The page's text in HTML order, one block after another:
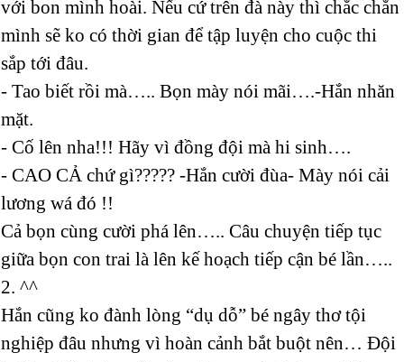
với bon mình hoài. Nếu cứ trên đà này thì chắc chắn
mình sẽ ko có thời gian để tập luyện cho cuộc thi
sắp tới đâu.
- Tao biết rồi mà….. Bọn mày nói mãi….-Hắn nhăn
mặt.
- Cố lên nha!!! Hãy vì đồng đội mà hi sinh….
- CAO CẢ chứ gì????? -Hắn cười đùa- Mày nói cải
lương wá đó !!
Cả bọn cùng cười phá lên….. Câu chuyện tiếp tục
giữa bọn con trai là lên kế hoạch tiếp cận bé lần…..
2. ^^
Hắn cũng ko đành lòng “dụ dỗ” bé ngây thơ tội
nghiệp đâu nhưng vì hoàn cảnh bắt buột nên… Đội